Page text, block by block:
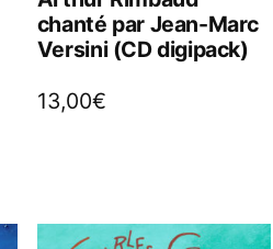
chanté par Jean-Marc
Versini (CD digipack)
13,00€